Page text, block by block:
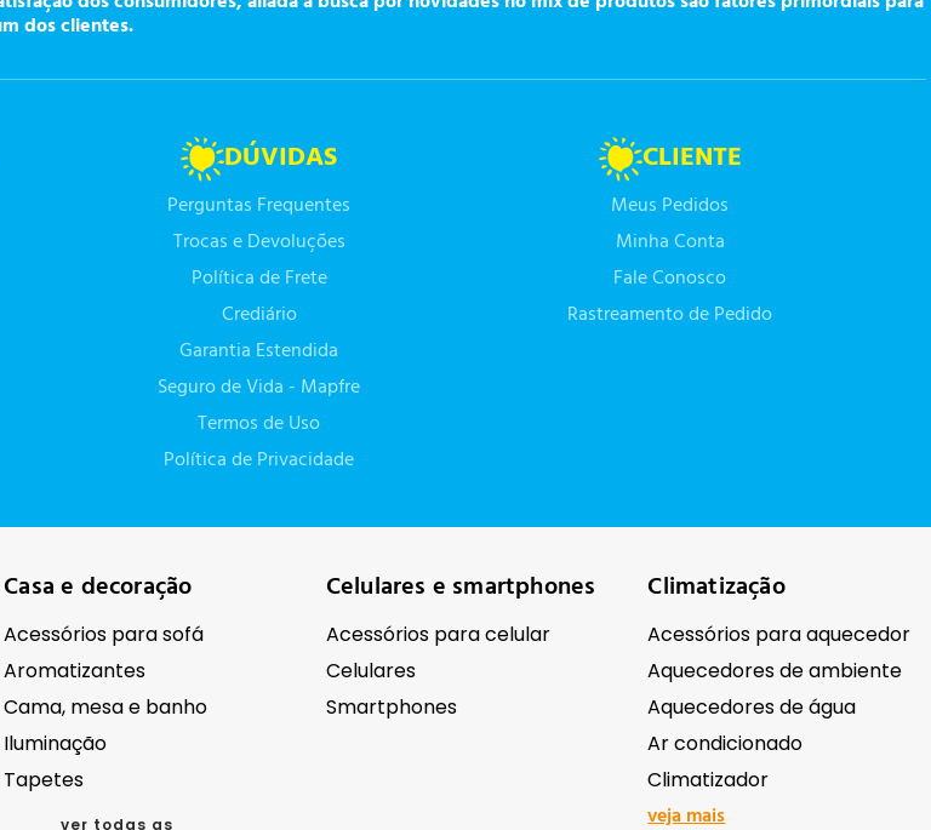
dos clientes.
DÚVIDAS
Perguntas Frequentes
Trocas e Devoluções
Política de Frete
Crediário
Garantia Estendida
Seguro de Vida - Mapfre
Termos de Uso
Política de Privacidade
CLIENTE
Meus Pedidos
Minha Conta
Fale Conosco
Rastreamento de Pedido
Casa e decoração
Acessórios para sofá
Aromatizantes
Cama, mesa e banho
Iluminação
Tapetes
Celulares e smartphones
Acessórios para celular
Celulares
Smartphones
Climatização
Acessórios para aquecedor
Aquecedores de ambiente
Aquecedores de água
Ar condicionado
Climatizador
veja mais
ver todas as